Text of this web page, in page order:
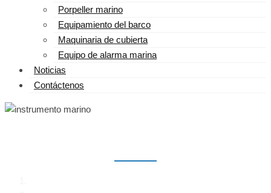
Porpeller marino
Equipamiento del barco
Maquinaria de cubierta
Equipo de alarma marina
Noticias
Contáctenos